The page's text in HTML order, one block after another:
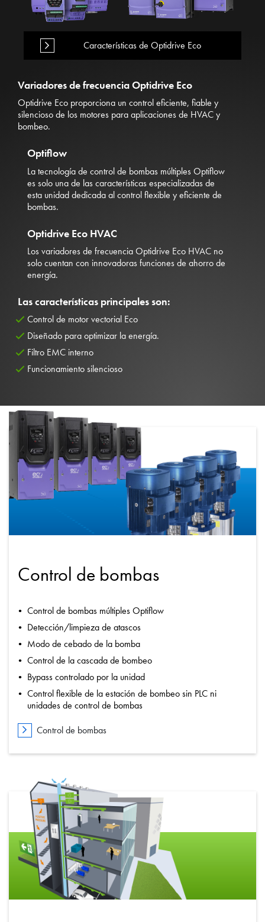
Características de Optidrive Eco
Variadores de frecuencia Optidrive Eco
Optidrive Eco proporciona un control eficiente, fiable y
silencioso de los motores para aplicaciones de HVAC y
bombeo.
Optiflow
La tecnología de control de bombas múltiples Optiflow
es solo una de las características especializadas de
esta unidad dedicada al control flexible y eficiente de
bombas.
Optidrive Eco HVAC
Los variadores de frecuencia Optidrive Eco HVAC no
solo cuentan con innovadoras funciones de ahorro de
energía.
Las características principales son:
Control de motor vectorial Eco
Diseñado para optimizar la energía.
Filtro EMC interno
Funcionamiento silencioso
Control de bombas
Control de bombas múltiples Optiflow
Detección/limpieza de atascos
Modo de cebado de la bomba
Control de la cascada de bombeo
Bypass controlado por la unidad
Control flexible de la estación de bombeo sin PLC ni
unidades de control de bombas
Control de bombas